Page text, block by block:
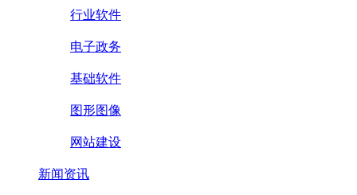
行业软件
电子政务
基础软件
图形图像
网站建设
新闻资讯